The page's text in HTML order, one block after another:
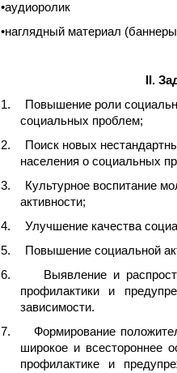
•аудиоролик
•наглядный материал
.
1.
Повышение роли
социальных проблем;
2.
Поиск новых
населения о социальных
3.
Культурное воспитание
активности;
4.
Улучшение качества
5.
Повышение социальной
6.
Выявление и
профилактики и
зависимости.
7.
Формирование
широкое и всестороннее
профилактике и